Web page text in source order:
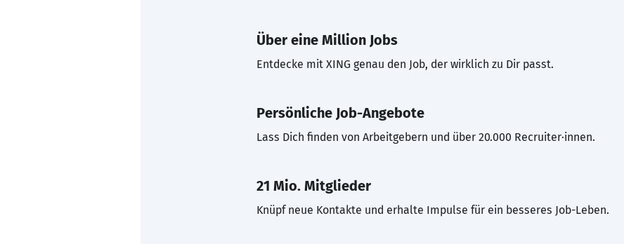
Über eine Million Jobs
Entdecke mit XING genau den Job, der wirklich zu Dir passt.
Persönliche Job-Angebote
Lass Dich finden von Arbeitgebern und über 20.000 Recruiter·innen.
21 Mio. Mitglieder
Knüpf neue Kontakte und erhalte Impulse für ein besseres Job-Leben.